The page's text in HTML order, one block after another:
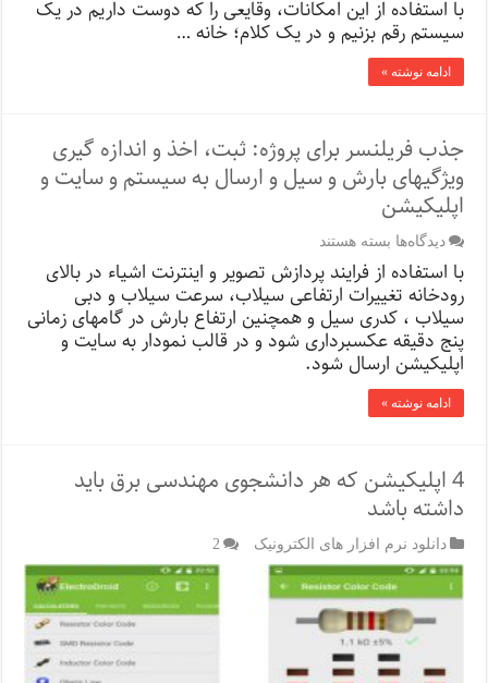
با استفاده از این‌ امکانات، وقایعی را که دوست داریم در یک
سیستم رقم بزنیم و در یک کلام؛ خانه …
ادامه نوشته »
جذب فریلنسر برای پروژه: ثبت، اخذ و اندازه گیری
ویژگیهای بارش و سیل و ارسال به سیستم و سایت و
اپلیکیشن
دیدگاه‌ها برای
فریلنسر
برای
پروژه:
ثبت،
اخذ
و
اندازه
گیری
سیل
و
ارسال
به
سیستم
و
سایت
و
اپلیکیشن
بسته هستند
با استفاده از فرایند پردازش تصویر و اینترنت اشیاء در بالای
رودخانه تغییرات ارتفاعی سیلاب، سرعت سیلاب و دبی
سیلاب ، کدری سیل و همچنین ارتفاع بارش در گامهای زمانی
پنج دقیقه عکسبرداری شود و در قالب نمودار به سایت و
اپلیکیشن ارسال شود.
ادامه نوشته »
4 اپلیکیشن که هر دانشجوی مهندسی برق باید
داشته باشد
دانلود نرم افزار های الکترونیک 2